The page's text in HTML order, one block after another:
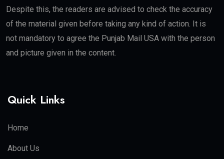
Despite this, the readers are advised to check the accuracy
of the material given before taking any kind of action. It is
not mandatory to agree the Punjab Mail USA with the person
and picture given in the content.
Quick Links
Home
About Us